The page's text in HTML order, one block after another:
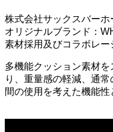
株式会社サックスバーホ
オリジナルブランド：
素材採用及びコラボレー
多機能クッション素材
り、重量感の軽減、通
間の使用を考えた機能性